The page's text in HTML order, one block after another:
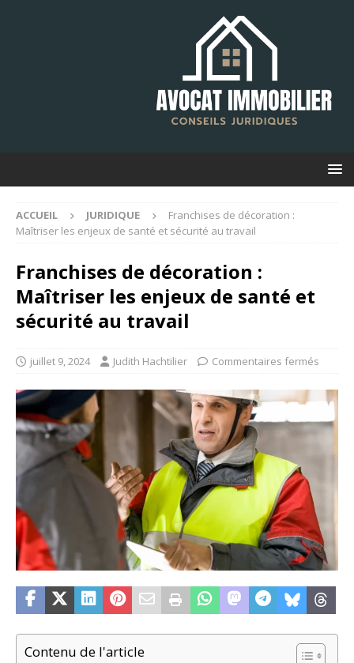
ACCUEIL JURIDIQUE
Franchises de décoration :
Maîtriser les enjeux de santé et sécurité au travail
Franchises de décoration :
Maîtriser les enjeux de santé et
sécurité au travail
juillet 9, 2024 Judith Hachtilier Commentaires fermés
Contenu de l'article